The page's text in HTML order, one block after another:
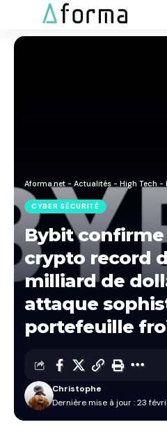
Aforma.net - Actualités - High Tech
CYBER SÉCURITÉ
Bybit
crypto record
milliard de
attaque
portefeuille
Dernière mise à jour : 23
Christophe